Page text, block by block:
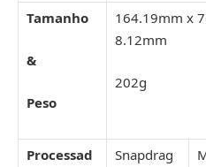
Tamanho
&
Peso
164.19mm x
8.12mm
202g
Processad
Snapdrag